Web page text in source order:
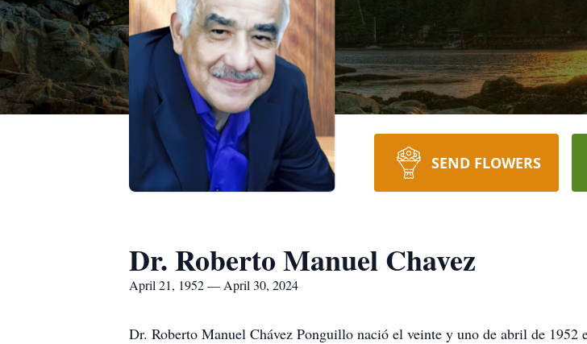
SEND FLOWERS
Dr. Roberto Manuel Chavez
April 21, 1952 — April 30, 2024
Dr. Roberto Manuel Chávez Ponguillo nació el veinte y uno de abril de 1952